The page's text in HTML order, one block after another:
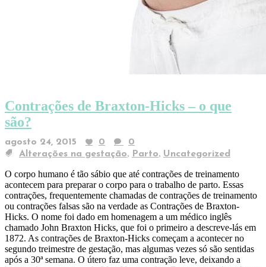
Contrações de Braxton-Hicks – o que
são?
agosto 24, 2015 0
0
Alterações na gestação, Parto, Uncategorized
O corpo humano é tão sábio que até contrações de treinamento
acontecem para preparar o corpo para o trabalho de parto. Essas
contrações, frequentemente chamadas de contrações de treinamento
ou contrações falsas são na verdade as Contrações de Braxton-
Hicks. O nome foi dado em homenagem a um médico inglês
chamado John Braxton Hicks, que foi o primeiro a descreve-lás em
1872. As contrações de Braxton-Hicks começam a acontecer no
segundo treimestre de gestação, mas algumas vezes só são sentidas
após a 30ª semana. O útero faz uma contração leve, deixando a